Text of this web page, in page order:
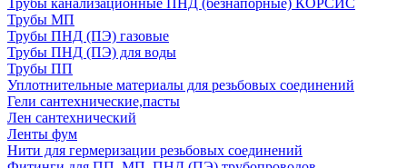
Трубы канализационные ПНД (безнапорные) КОРСИС
Трубы МП
Трубы ПНД (ПЭ) газовые
Трубы ПНД (ПЭ) для воды
Трубы ПП
Уплотнительные материалы для резьбовых соединений
Гели сантехнические,пасты
Лен сантехнический
Ленты фум
Нити для гермеризации резьбовых соединений